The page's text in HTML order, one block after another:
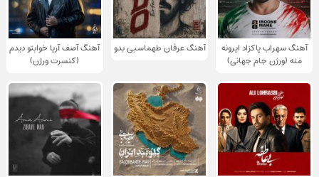
آهنگ سهراب پاکزاد ایرونه
منه (ورژن جام جهانی)
آهنگ عرفان طهماسبی بدو
آهنگ آصف آریا خوابتو دیدم
(کنسرت ورژن)